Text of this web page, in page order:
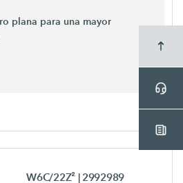
plana para una mayor
W6C/22Z² | 2992989